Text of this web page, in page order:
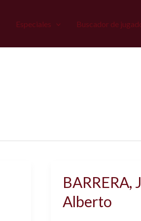
Especiales Buscador de
BARRERA,
Alberto